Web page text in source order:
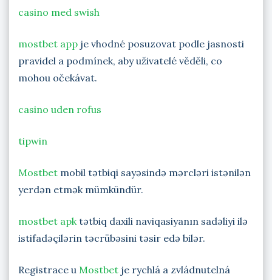
casino med swish
mostbet app je vhodné posuzovat podle jasnosti
pravidel a podmínek, aby uživatelé věděli, co
mohou očekávat.
casino uden rofus
tipwin
Mostbet mobil tətbiqi sayəsində mərcləri istənilən
yerdən etmək mümkündür.
mostbet apktətbiq daxili naviqasiyanın sadəliyi ilə
istifadəçilərin təcrübəsini təsir edə bilər.
Registrace u Mostbet je rychlá a zvládnutelná